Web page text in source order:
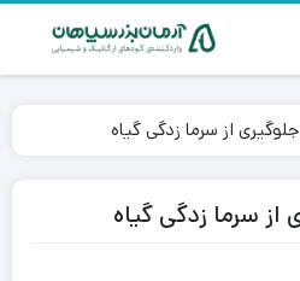
از سرما زدگی گیاه
سرما زدگی گیاه